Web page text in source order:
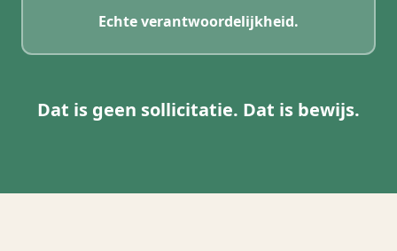
Echte verantwoordelijkheid.
Dat is geen sollicitatie. Dat is bewijs.